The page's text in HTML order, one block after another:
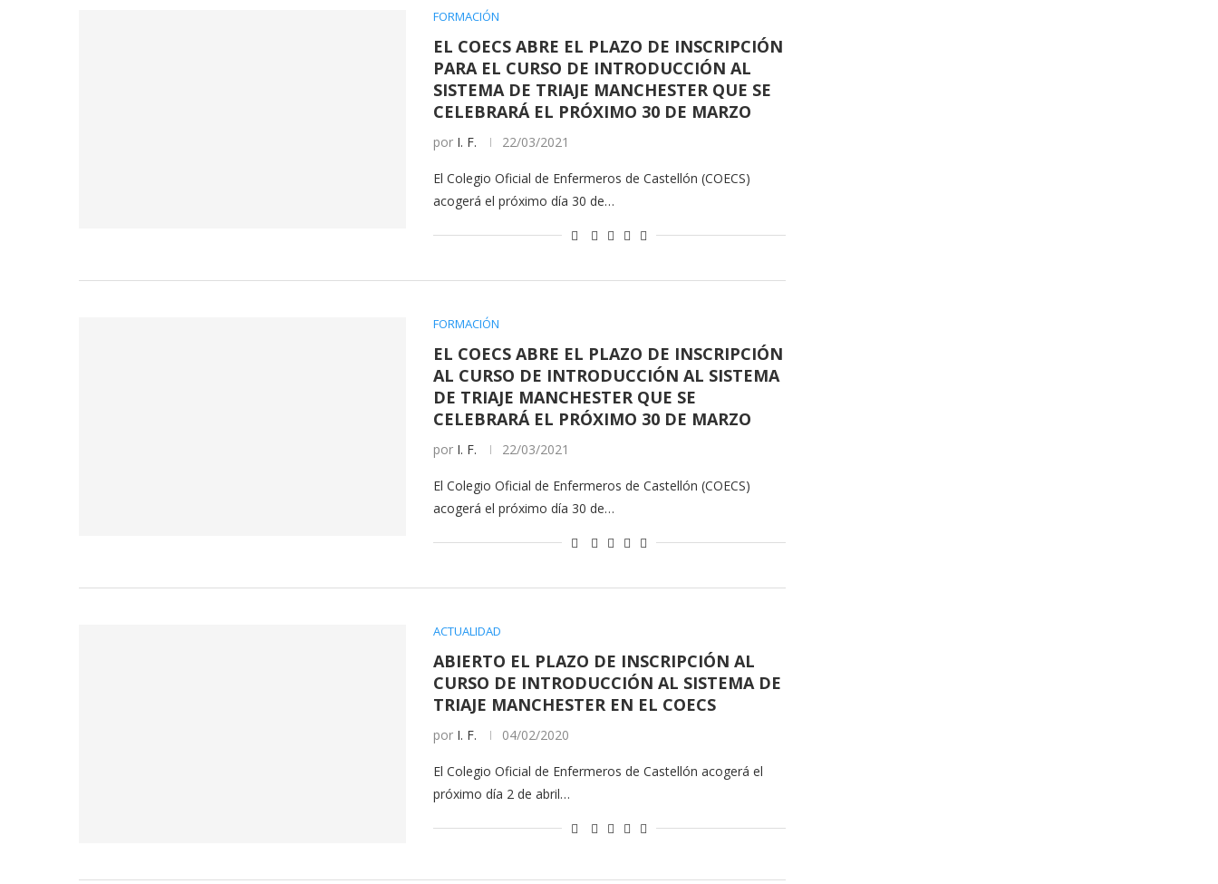
FORMACIÓN
EL COECS ABRE EL PLAZO DE INSCRIPCIÓN
PARA EL CURSO DE INTRODUCCIÓN AL
SISTEMA DE TRIAJE MANCHESTER QUE SE
CELEBRARÁ EL PRÓXIMO 30 DE MARZO
por I. F. 22/03/2021
El Colegio Oficial de Enfermeros de Castellón (COECS)
acogerá el próximo día 30 de…
FORMACIÓN
EL COECS ABRE EL PLAZO DE INSCRIPCIÓN
AL CURSO DE INTRODUCCIÓN AL SISTEMA
DE TRIAJE MANCHESTER QUE SE
CELEBRARÁ EL PRÓXIMO 30 DE MARZO
por I. F. 22/03/2021
El Colegio Oficial de Enfermeros de Castellón (COECS)
acogerá el próximo día 30 de…
ACTUALIDAD
ABIERTO EL PLAZO DE INSCRIPCIÓN AL
CURSO DE INTRODUCCIÓN AL SISTEMA DE
TRIAJE MANCHESTER EN EL COECS
por I. F. 04/02/2020
El Colegio Oficial de Enfermeros de Castellón acogerá el
próximo día 2 de abril…